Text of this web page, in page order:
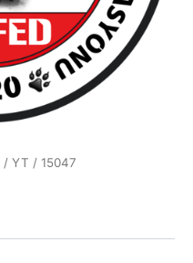
/ YT / 15047